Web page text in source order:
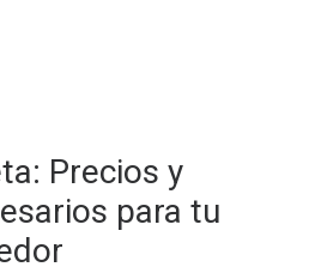
Precios y
para tu